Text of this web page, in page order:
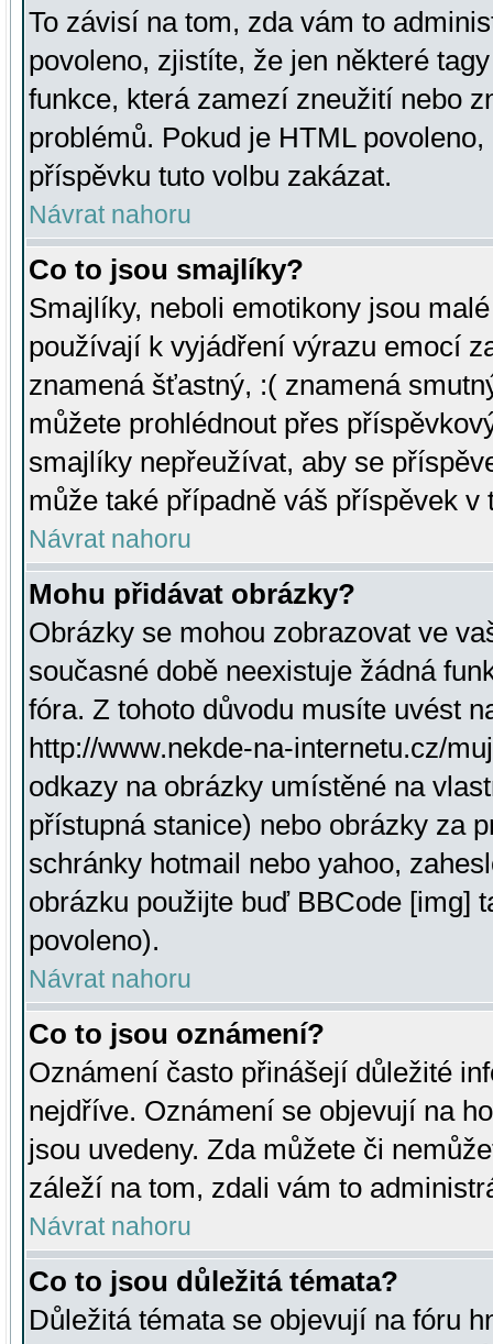
To závisí na tom, zda vám to
povoleno, zjistíte, že jen některé
funkce, která zamezí zneužití nebo
problémů. Pokud je HTML
příspěvku tuto volbu zakázat.
Návrat nahoru
Co to jsou smajlíky?
Smajlíky, neboli emotikony jsou
používají k vyjádření výrazu emocí
znamená šťastný, :( znamená
můžete prohlédnout přes
smajlíky nepřeužívat, aby se
může také případně váš příspěvek v
Návrat nahoru
Mohu přidávat obrázky?
Obrázky se mohou zobrazovat ve
současné době neexistuje žádná
fóra. Z tohoto důvodu musíte uvést
http://www.nekde-na-internetu.cz/
odkazy na obrázky umístěné na
přístupná stanice) nebo obrázky za
schránky hotmail nebo yahoo,
obrázku použijte buď BBCode [img]
povoleno).
Návrat nahoru
Co to jsou oznámení?
Oznámení často přinášejí důležité
nejdříve. Oznámení se objevují na
jsou uvedeny. Zda můžete či
záleží na tom, zdali vám to
Návrat nahoru
Co to jsou důležitá témata?
Důležitá témata se objevují na fóru